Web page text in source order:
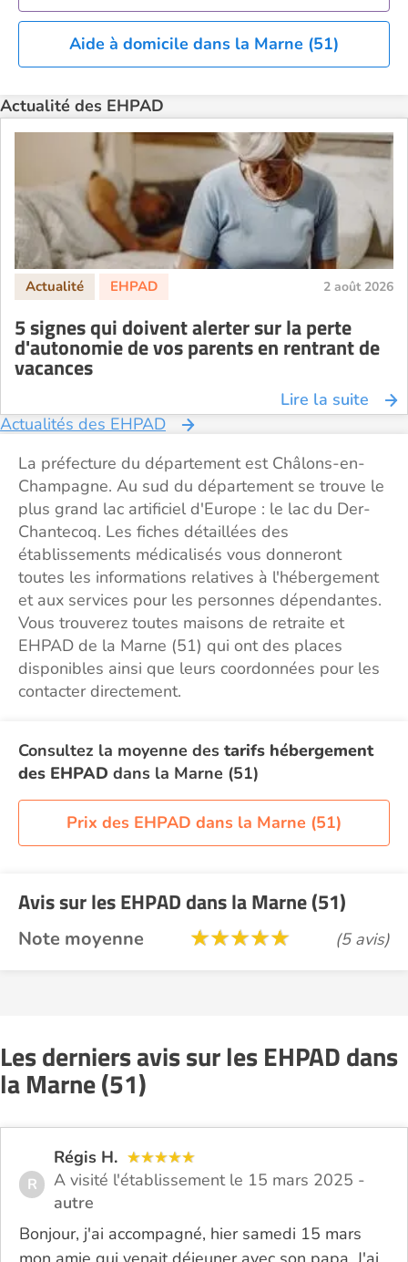
Aide à domicile dans la Marne (51)
Actualité des EHPAD
2 août 2026
5 signes qui doivent alerter sur la perte
d'autonomie de vos parents en rentrant de
vacances
Lire la suite
Actualités des EHPAD
La préfecture du département est Châlons-en-
Champagne. Au sud du département se trouve le
plus grand lac artificiel d'Europe : le lac du Der-
Chantecoq. Les fiches détaillées des
établissements médicalisés vous donneront
toutes les informations relatives à l'hébergement
et aux services pour les personnes dépendantes.
Vous trouverez toutes maisons de retraite et
EHPAD de la Marne (51) qui ont des places
disponibles ainsi que leurs coordonnées pour les
contacter directement.
Consultez la moyenne des tarifs hébergement
des EHPAD dans la Marne (51)
Prix des EHPAD dans la Marne (51)
Avis sur les EHPAD dans la Marne (51)
Note moyenne (5 avis)
Les derniers avis sur les EHPAD dans
la Marne (51)
R
Régis H.
A visité l'établissement le 15 mars 2025 -
autre
Bonjour, j'ai accompagné, hier samedi 15 mars